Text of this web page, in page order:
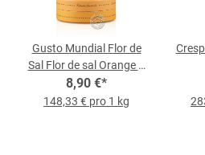
Gusto Mundial Flor de
Sal Flor de sal Orange &
Chili, 60-g-Dose
8,90 €*
148,33 € pro 1 kg